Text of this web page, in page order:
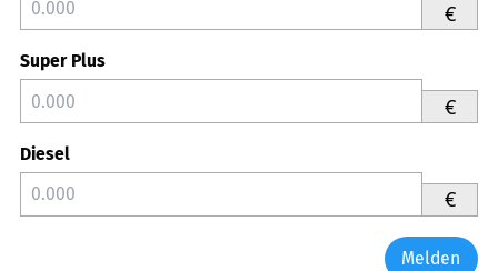
€
Super Plus
€
Diesel
€
Melden